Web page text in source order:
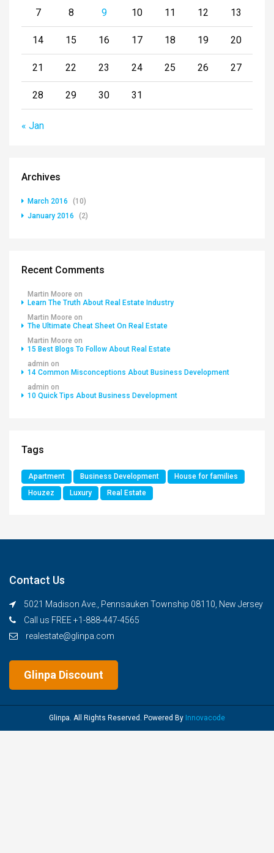
7 8 9 10 11 12 13
14 15 16 17 18 19 20
21 22 23 24 25 26 27
28 29 30 31
« Jan
Archives
March 2016
(10)
January 2016
(2)
Recent Comments
Martin Moore on
Learn The Truth About Real Estate Industry
Martin Moore on
The Ultimate Cheat Sheet On Real Estate
Martin Moore on
15 Best Blogs To Follow About Real Estate
admin on
14 Common Misconceptions About Business Development
admin on
10 Quick Tips About Business Development
Tags
Apartment Business Development
House for families
Houzez
Luxury Real Estate
Contact Us
5021 Madison Ave., Pennsauken Township 08110, New Jersey
Call us FREE +1-888-447-4565
realestate@glinpa.com
Glinpa Discount
Glinpa. All Rights Reserved. Powered By Innovacode